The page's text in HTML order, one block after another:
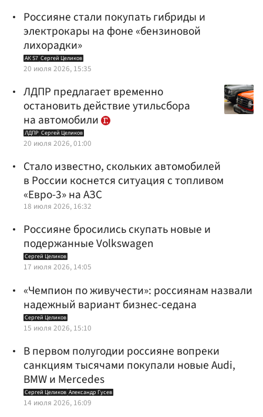
Россияне стали покупать гибриды и
электрокары на фоне «бензиновой
лихорадки»
АК S7 Сергей Целиков
20 июля 2026, 15:35
ЛДПР предлагает временно
остановить действие утильсбора
на автомобили
ЛДПР Сергей Целиков
20 июля 2026, 01:00
Стало известно, скольких автомобилей
в России коснется ситуация с топливом
«Евро-3» на АЗС
18 июля 2026, 16:32
Россияне бросились скупать новые и
подержанные Volkswagen
Сергей Целиков
17 июля 2026, 14:05
«Чемпион по живучести»: россиянам назвали
надежный вариант бизнес-седана
Сергей Целиков
15 июля 2026, 15:10
В первом полугодии россияне вопреки
санкциям тысячами покупали новые Audi,
BMW и Mercedes
Сергей Целиков Александр Гусев
14 июля 2026, 16:09